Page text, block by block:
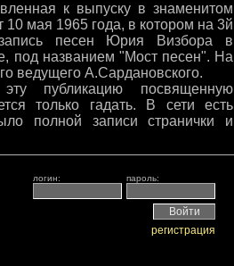
к выпуску в знаменитом
мая 1965 года, в котором на 3й
песен Юрия Визбора в
под названием "Мост песен". На
ведущего А.Сардановского.
публикацию посвященную
только гадать. В сети есть
полной записи странички и
пароль:
логин:
регистрация